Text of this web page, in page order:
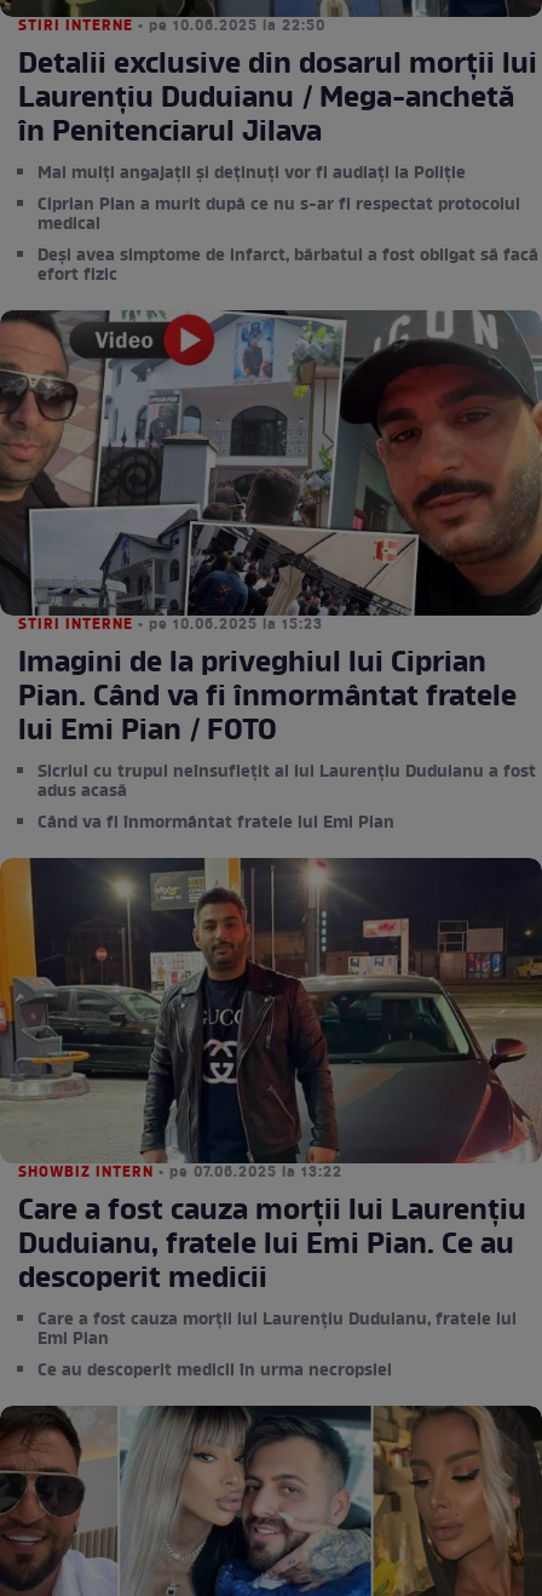
STIRI INTERNE • pe 10.06.2025 la 22:50
Detalii exclusive din dosarul morții lui
Laurențiu Duduianu / Mega-anchetă
în Penitenciarul Jilava
Mai mulți angajații și deținuți vor fi audiați la Poliție
Ciprian Pian a murit după ce nu s-ar fi respectat protocolul
medical
Deși avea simptome de infarct, bărbatul a fost obligat să facă
efort fizic
STIRI INTERNE • pe 10.06.2025 la 15:23
Imagini de la priveghiul lui Ciprian
Pian. Când va fi înmormântat fratele
lui Emi Pian / FOTO
Sicriul cu trupul neînsuflețit al lui Laurențiu Duduianu a fost
adus acasă
Când va fi înmormântat fratele lui Emi Pian
SHOWBIZ INTERN • pe 07.06.2025 la 13:22
Care a fost cauza morții lui Laurențiu
Duduianu, fratele lui Emi Pian. Ce au
descoperit medicii
Care a fost cauza morții lui Laurențiu Duduianu, fratele lui
Emi Pian
Ce au descoperit medicii în urma necropsiei